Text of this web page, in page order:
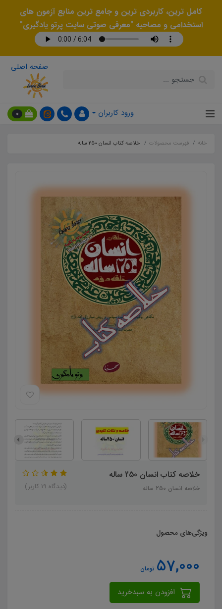
کامل ترین، کاربردی ترین و جامع ترین منابع آزمون های
استخدامی و مصاحبه "معرفی صوتی سایت پرتو یادگیری"
صفحه اصلی
ورود کاربران 0
خانه فهرست محصولات خلاصه کتاب انسان 250 ساله
خلاصه کتاب انسان 250 ساله
خلاصه انسان 250 ساله (دیدگاه 19 کاربر)
ویژگی‌های محصول
57,000 تومان